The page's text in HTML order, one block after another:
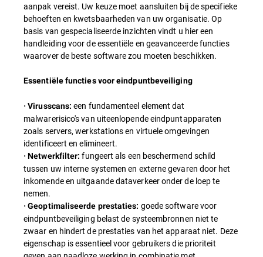
aanpak vereist. Uw keuze moet aansluiten bij de specifieke
behoeften en kwetsbaarheden van uw organisatie. Op
basis van gespecialiseerde inzichten vindt u hier een
handleiding voor de essentiële en geavanceerde functies
waarover de beste software zou moeten beschikken.
Essentiële functies voor eindpuntbeveiliging
· Virusscans: een fundamenteel element dat
malwarerisico's van uiteenlopende eindpuntapparaten
zoals servers, werkstations en virtuele omgevingen
identificeert en elimineert.
· Netwerkfilter: fungeert als een beschermend schild
tussen uw interne systemen en externe gevaren door het
inkomende en uitgaande dataverkeer onder de loep te
nemen.
· Geoptimaliseerde prestaties: goede software voor
eindpuntbeveiliging belast de systeembronnen niet te
zwaar en hindert de prestaties van het apparaat niet. Deze
eigenschap is essentieel voor gebruikers die prioriteit